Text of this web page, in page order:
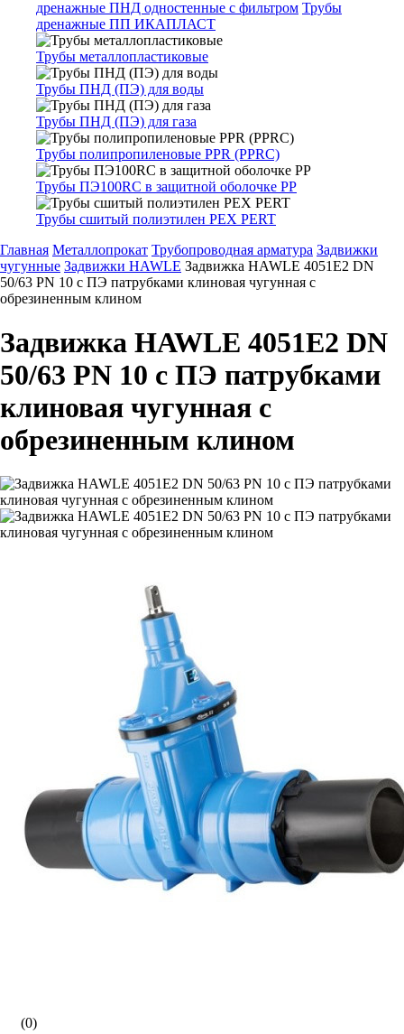
дренажные ПНД одностенные с фильтром Трубы
дренажные ПП ИКАПЛАСТ
Трубы металлопластиковые
Трубы ПНД (ПЭ) для воды
Трубы ПНД (ПЭ) для газа
Трубы полипропиленовые PPR (PPRC)
Трубы ПЭ100RC в защитной оболочке PP
Трубы сшитый полиэтилен PEX PERT
Главная Металлопрокат Трубопроводная арматура Задвижки
чугунные Задвижки HAWLE Задвижка HAWLE 4051E2 DN
50/63 PN 10 с ПЭ патрубками клиновая чугунная с
обрезиненным клином
Задвижка HAWLE 4051E2 DN
50/63 PN 10 с ПЭ патрубками
клиновая чугунная с
обрезиненным клином
(0)